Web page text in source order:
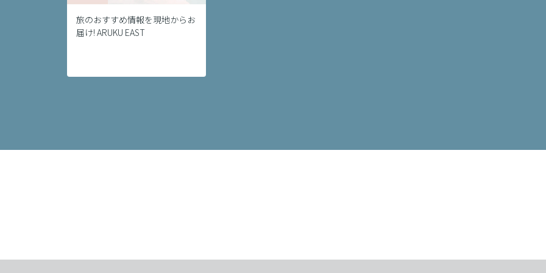
旅のおすすめ情報を現地からお
届け! ARUKU EAST